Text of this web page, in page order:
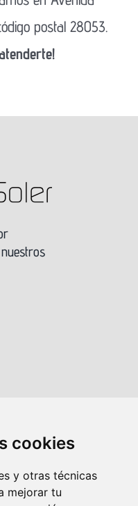
cookies
y otras técnicas
mejorar tu
postal 28053.